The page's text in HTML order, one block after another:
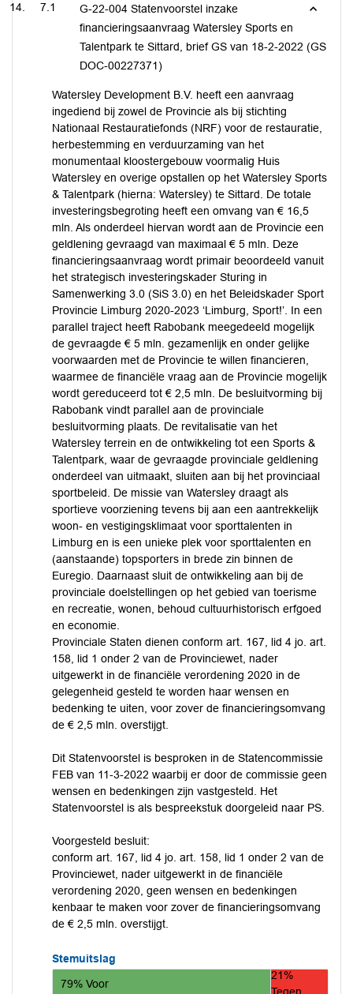
7.1
G-22-004 Statenvoorstel inzake
financieringsaanvraag Watersley Sports en
Talentpark te Sittard, brief GS van 18-2-2022 (GS
DOC-00227371)
Watersley Development B.V. heeft een aanvraag
ingediend bij zowel de Provincie als bij stichting
Nationaal Restauratiefonds (NRF) voor de restauratie,
herbestemming en verduurzaming van het
monumentaal kloostergebouw voormalig Huis
Watersley en overige opstallen op het Watersley Sports
& Talentpark (hierna: Watersley) te Sittard. De totale
investeringsbegroting heeft een omvang van € 16,5
mln. Als onderdeel hiervan wordt aan de Provincie een
geldlening gevraagd van maximaal € 5 mln. Deze
financieringsaanvraag wordt primair beoordeeld vanuit
het strategisch investeringskader Sturing in
Samenwerking 3.0 (SiS 3.0) en het Beleidskader Sport
Provincie Limburg 2020-2023 ‘Limburg, Sport!’. In een
parallel traject heeft Rabobank meegedeeld mogelijk
de gevraagde € 5 mln. gezamenlijk en onder gelijke
voorwaarden met de Provincie te willen financieren,
waarmee de financiële vraag aan de Provincie mogelijk
wordt gereduceerd tot € 2,5 mln. De besluitvorming bij
Rabobank vindt parallel aan de provinciale
besluitvorming plaats. De revitalisatie van het
Watersley terrein en de ontwikkeling tot een Sports &
Talentpark, waar de gevraagde provinciale geldlening
onderdeel van uitmaakt, sluiten aan bij het provinciaal
sportbeleid. De missie van Watersley draagt als
sportieve voorziening tevens bij aan een aantrekkelijk
woon- en vestigingsklimaat voor sporttalenten in
Limburg en is een unieke plek voor sporttalenten en
(aanstaande) topsporters in brede zin binnen de
Euregio. Daarnaast sluit de ontwikkeling aan bij de
provinciale doelstellingen op het gebied van toerisme
en recreatie, wonen, behoud cultuurhistorisch erfgoed
en economie.
Provinciale Staten dienen conform art. 167, lid 4 jo. art.
158, lid 1 onder 2 van de Provinciewet, nader
uitgewerkt in de financiële verordening 2020 in de
gelegenheid gesteld te worden haar wensen en
bedenking te uiten, voor zover de financieringsomvang
de € 2,5 mln. overstijgt.
Dit Statenvoorstel is besproken in de Statencommissie
FEB van 11-3-2022 waarbij er door de commissie geen
wensen en bedenkingen zijn vastgesteld. Het
Statenvoorstel is als bespreekstuk doorgeleid naar PS.
Voorgesteld besluit:
conform art. 167, lid 4 jo. art. 158, lid 1 onder 2 van de
Provinciewet, nader uitgewerkt in de financiële
verordening 2020, geen wensen en bedenkingen
kenbaar te maken voor zover de financieringsomvang
de € 2,5 mln. overstijgt.
Stemuitslag
79% Voor
21%